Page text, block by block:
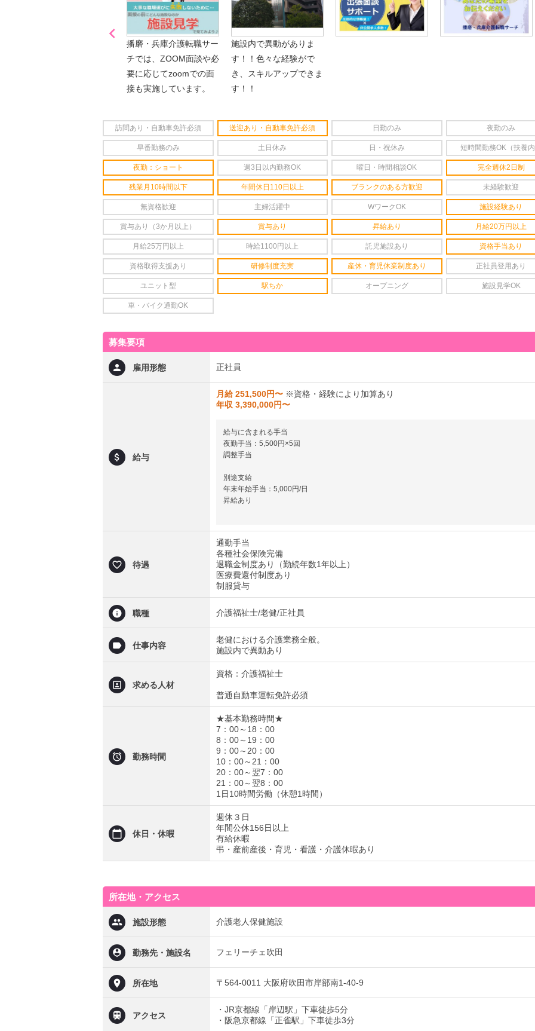
播磨・兵庫介護転職サー
チでは、ZOOM面談や必
要に応じてzoomでの面
接も実施しています。
施設内で異動がありま
す！！色々な経験がで
き、スキルアップできま
す！！

訪問あり・自動車免許必須 送迎あり・自動車免許必須 日勤のみ 夜勤のみ
早番勤務のみ 土日休み 日・祝休み 短時間勤務OK（扶養
夜勤：ショート 週3日以内勤務OK 曜日・時間相談OK 完全週休2日制
残業月10時間以下 年間休日110日以上 ブランクのある方歓迎 未経験歓迎
無資格歓迎 主婦活躍中 WワークOK 施設経験あり
賞与あり（3か月以上） 賞与あり 昇給あり 月給20万円以上
月給25万円以上 時給1100円以上 託児施設あり 資格手当あり
資格取得支援あり 研修制度充実 産休・育児休業制度あり 正社員登用あり
ユニット型 駅ちか オープニング 施設見学OK
車・バイク通勤OK
募集要項
雇用形態 正社員
給与
月給 251,500円〜 ※資格・経験により加算あり
年収 3,390,000円〜
給与に含まれる手当
夜勤手当：5,500円×5回
調整手当
別途支給
年末年始手当：5,000円/日
昇給あり
待遇
通勤手当
各種社会保険完備
退職金制度あり（勤続年数1年以上）
医療費還付制度あり
制服貸与
職種 介護福祉士/老健/正社員
仕事内容
老健における介護業務全般。
施設内で異動あり
求める人材
資格：介護福祉士
普通自動車運転免許必須
勤務時間
★基本勤務時間★
7：00～18：00
8：00～19：00
9：00～20：00
10：00～21：00
20：00～翌7：00
21：00～翌8：00
1日10時間労働（休憩1時間）
休日・休暇
週休３日
年間公休156日以上
有給休暇
弔・産前産後・育児・看護・介護休暇あり
所在地・アクセス
施設形態 介護老人保健施設
勤務先・施設名 フェリーチェ吹田
所在地 〒564-0011 大阪府吹田市岸部南1-40-9
アクセス
・JR京都線「岸辺駅」下車徒歩5分
・阪急京都線「正雀駅」下車徒歩3分